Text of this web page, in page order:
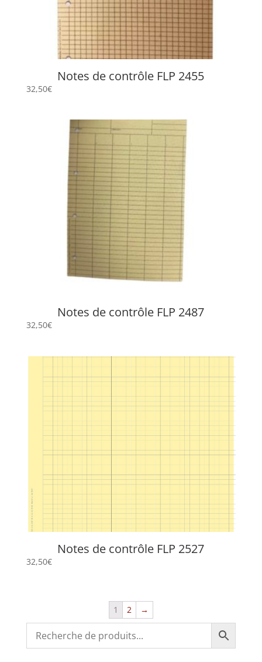
Notes de contrôle FLP 2455
32,50€
Notes de contrôle FLP 2487
32,50€
Notes de contrôle FLP 2527
32,50€
1 2 →